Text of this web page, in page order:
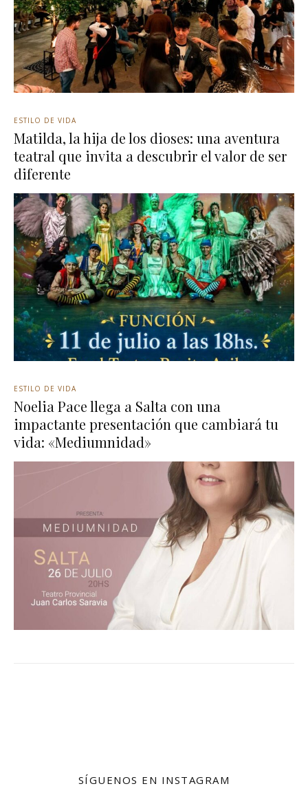
ESTILO DE VIDA
Matilda, la hija de los dioses: una aventura
teatral que invita a descubrir el valor de ser
diferente
ESTILO DE VIDA
Noelia Pace llega a Salta con una
impactante presentación que cambiará tu
vida: «Mediumnidad»
SÍGUENOS EN INSTAGRAM